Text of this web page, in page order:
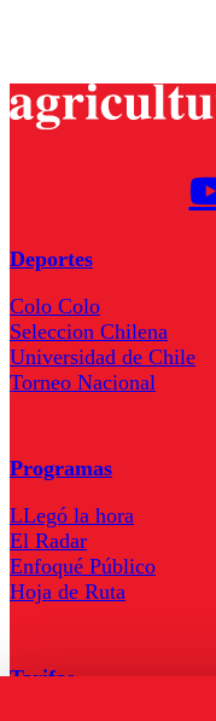
Deportes
Colo Colo
Seleccion Chilena
Universidad de Chile
Torneo Nacional
Programas
LLegó la hora
El Radar
Enfoqué Público
Hoja de Ruta
Tarifas